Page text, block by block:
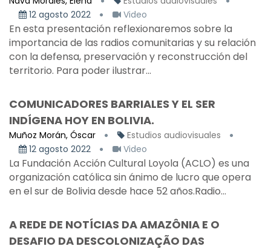
12 agosto 2022
Video
En esta presentación reflexionaremos sobre la
importancia de las radios comunitarias y su relación
con la defensa, preservación y reconstrucción del
territorio. Para poder ilustrar...
COMUNICADORES BARRIALES Y EL SER
INDÍGENA HOY EN BOLIVIA.
Muñoz Morán, Óscar
Estudios audiovisuales
12 agosto 2022
Video
La Fundación Acción Cultural Loyola (ACLO) es una
organización católica sin ánimo de lucro que opera
en el sur de Bolivia desde hace 52 años.Radio...
A REDE DE NOTÍCIAS DA AMAZÔNIA E O
DESAFIO DA DESCOLONIZAÇÃO DAS